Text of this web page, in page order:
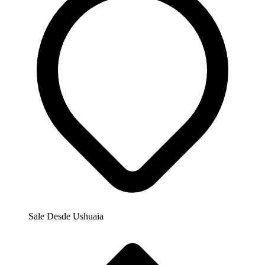
Sale Desde Ushuaia